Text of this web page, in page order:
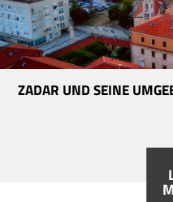
ZADAR UND SEINE